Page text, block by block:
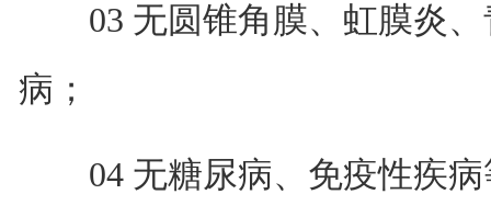
03 无圆锥角膜、虹膜炎、
病；
04 无糖尿病、免疫性疾病